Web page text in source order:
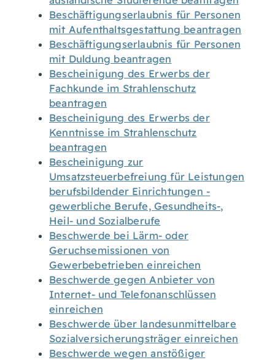
Beschäftigungserlaubnis für Personen
mit Aufenthaltsgestattung beantragen
Beschäftigungserlaubnis für Personen
mit Duldung beantragen
Bescheinigung des Erwerbs der
Fachkunde im Strahlenschutz
beantragen
Bescheinigung des Erwerbs der
Kenntnisse im Strahlenschutz
beantragen
Bescheinigung zur
Umsatzsteuerbefreiung für Leistungen
berufsbildender Einrichtungen -
gewerbliche Berufe, Gesundheits-,
Heil- und Sozialberufe
Beschwerde bei Lärm- oder
Geruchsemissionen von
Gewerbebetrieben einreichen
Beschwerde gegen Anbieter von
Internet- und Telefonanschlüssen
einreichen
Beschwerde über landesunmittelbare
Sozialversicherungsträger einreichen
Beschwerde wegen anstößiger